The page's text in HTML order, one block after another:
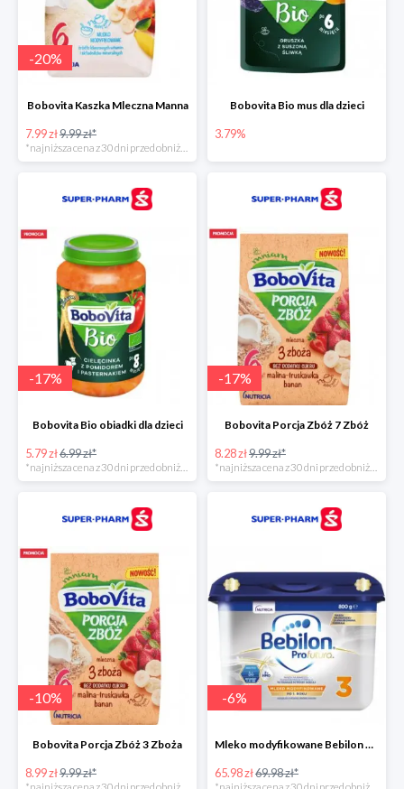
-20%
Bobovita Kaszka Mleczna Manna
7.99 zł9.99 zł*
Bobovita Bio mus dla dzieci
3.79%
-17%
Bobovita Bio obiadki dla dzieci
5.79 zł6.99 zł*
-17%
Bobovita Porcja Zbóż 7 Zbóż
8.28 zł9.99 zł*
-10%
Bobovita Porcja Zbóż 3 Zboża
8.99 zł9.99 zł*
-6%
Mleko modyfikowane Bebilon Profutura 2, 3, 4 w promocyjnej cenie
65.98 zł69.98 zł*